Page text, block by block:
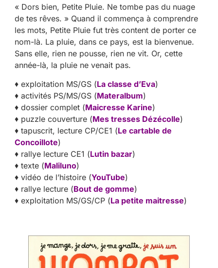
« Dors bien, Petite Pluie. Ne tombe pas du nuage
de tes rêves. » Quand il commença à comprendre
les mots, Petite Pluie fut très content de porter ce
nom-là. La pluie, dans ce pays, est la bienvenue.
Sans elle, rien ne pousse, rien ne vit. Or, cette
année-là, la pluie ne venait pas.
♦ exploitation MS/GS (La classe d’Eva)
♦ activités PS/MS/GS (Materalbum)
♦ dossier complet (Maicresse Karine)
♦ puzzle couverture (Mes tresses Dézécolle)
♦ tapuscrit, lecture CP/CE1 (Le cartable de
Concoillote)
♦ rallye lecture CE1 (Lutin bazar)
♦ texte (Maliluno)
♦ vidéo de l’histoire (YouTube)
♦ rallye lecture (Bout de gomme)
♦ exploitation MS/GS/CP (La petite maitresse)